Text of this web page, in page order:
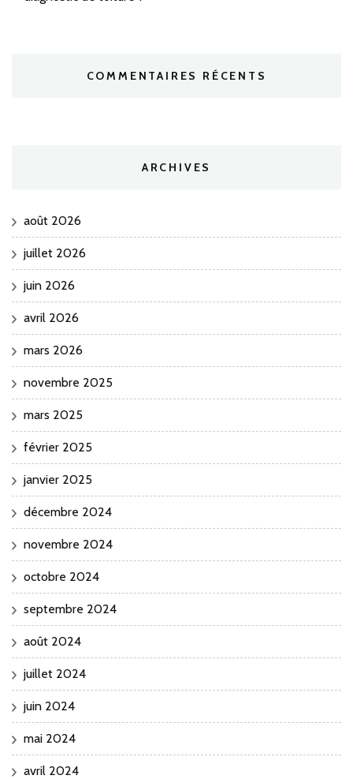
COMMENTAIRES RÉCENTS
ARCHIVES
août 2026
juillet 2026
juin 2026
avril 2026
mars 2026
novembre 2025
mars 2025
février 2025
janvier 2025
décembre 2024
novembre 2024
octobre 2024
septembre 2024
août 2024
juillet 2024
juin 2024
mai 2024
avril 2024